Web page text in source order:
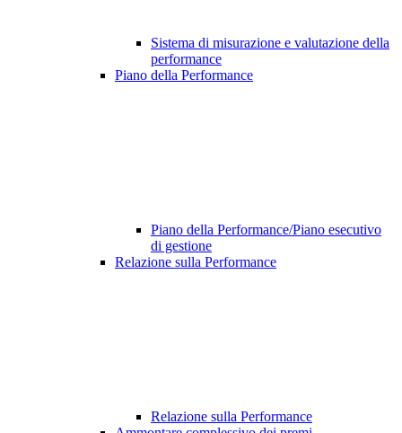
Sistema di misurazione e valutazione della
performance
Piano della Performance
Piano della Performance/Piano esecutivo
di gestione
Relazione sulla Performance
Relazione sulla Performance